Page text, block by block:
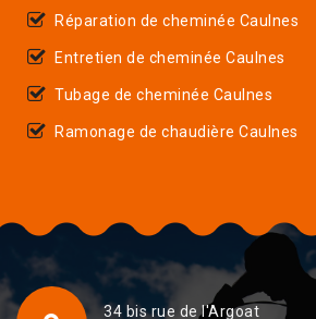
Réparation de cheminée Caulnes
Entretien de cheminée Caulnes
Tubage de cheminée Caulnes
Ramonage de chaudière Caulnes
34 bis rue de l'Argoat